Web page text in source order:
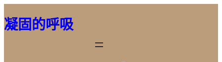
至
凝固的呼吸